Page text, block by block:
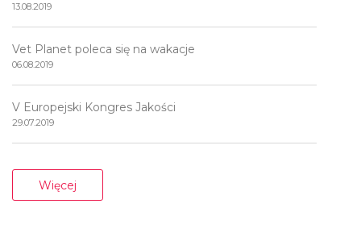
13.08.2019
Vet Planet poleca się na wakacje
06.08.2019
V Europejski Kongres Jakości
29.07.2019
Więcej